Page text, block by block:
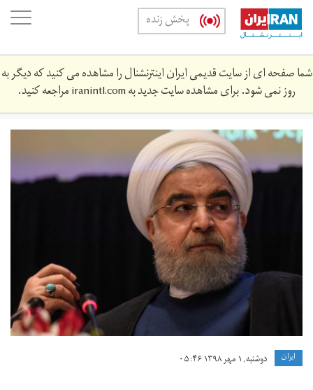
Skip
main
content
پخش زنده
شما صفحه ای از سایت قدیمی ایران اینترنشنال را مشاهده می کنید که دیگر به
روز نمی شود. برای مشاهده سایت جدید بهiranintl.comمراجعه کنید.
rohani-
3443.jpg
ايران دوشنبه, ۱ مهر ۱۳۹۸ ۰۵:۴۶